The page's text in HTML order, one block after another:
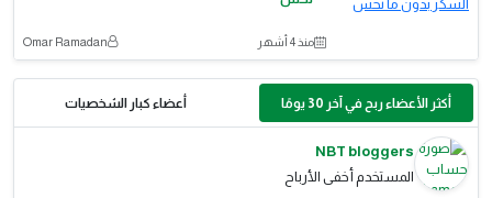
منذ 4 أشهر Omar Ramadan
أكثر الأعضاء ربح في آخر 30 يومًا أعضاء كبار الشخصيات
NBT bloggers
المستخدم أخفى الأرباح